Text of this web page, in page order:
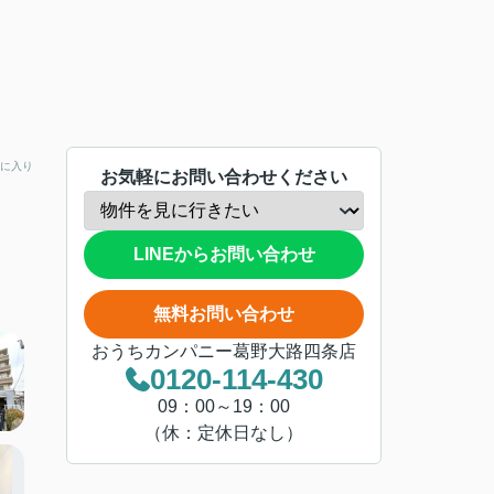
入り
お気軽にお問い合わせください
LINEからお問い合わせ
無料お問い合わせ
おうちカンパニー葛野大路四条店
0120-114-430
09：00～19：00
（休：定休日なし）